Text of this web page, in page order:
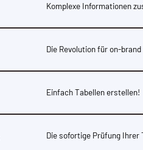
Komplexe Informationen
Die Revolution für on-
Einfach Tabellen erstellen!
Die sofortige Prüfung Ihrer